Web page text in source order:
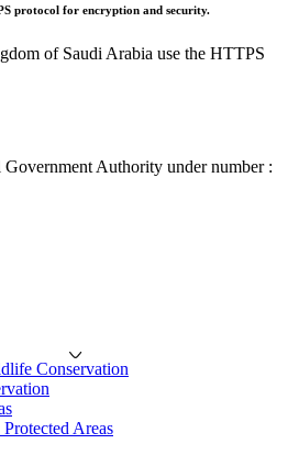
protocol for encryption and security.
of Saudi Arabia use the HTTPS
Authority under number :
Conservation
Areas